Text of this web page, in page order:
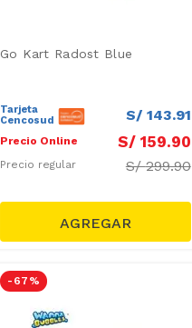
Go Kart Radost Blue
Tarjeta
Cencosud
S/ 143.91
Precio Online S/ 159.90
Precio regular S/299.90
- 67 %